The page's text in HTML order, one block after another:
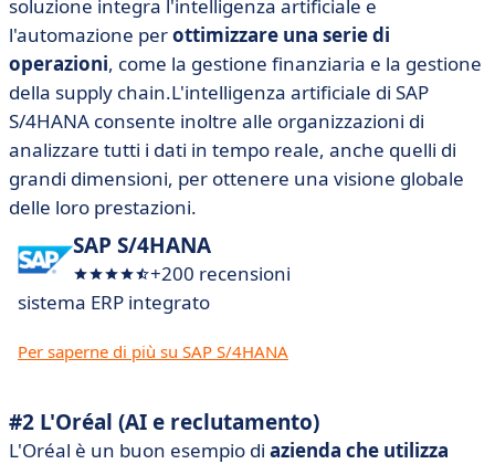
soluzione integra l'intelligenza artificiale e
l'automazione perottimizzare una serie di
operazioni, come la gestione finanziaria e la gestione
della supply chain.L'intelligenza artificiale di SAP
S/4HANA consente inoltre alle organizzazioni di
analizzare tutti i dati in tempo reale, anche quelli di
grandi dimensioni, per ottenere una visione globale
delle loro prestazioni.
SAP S/4HANA
+200 recensioni
sistema ERP integrato
Per saperne di più su SAP S/4HANA
#2 L'Oréal (AI e reclutamento)
L'Oréal è un buon esempio di azienda che utilizza